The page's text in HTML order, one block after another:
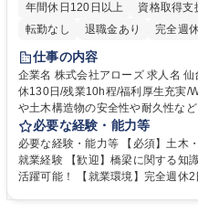
年間休日120日以上
資格取得支
転勤なし
退職金あり 完全週
仕事の内容
企業名 株式会社アローズ 求人名 仙台・転勤無【橋梁・保全調査業務】年
休130日/残業10h程/福利厚生充実/WLB◎ 仕事の内容 保全調査
や土木構造物の安全性や耐久性な
案書の作成業務をお任せいたしま
から指導いたしますので安心して始めることが
点検業務をはじめ、図面作成（現
損傷図）、国・地方自治体への提
必要な経験・能力等
必要な経験・能力等 【必須】土木
就業経験 【歓迎】橋梁に関する知
活躍可能！ 【就業環境】完全週休2日制で年間休日130日、残業も少なく